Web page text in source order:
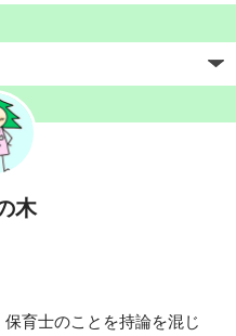
木
育士のことを持論を混じ